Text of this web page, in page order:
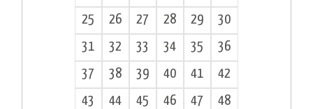
25 26 27 28 29 30
31 32 33 34 35 36
37 38 39 40 41 42
43 44 45 46 47 48